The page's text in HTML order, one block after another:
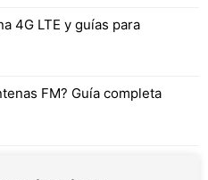
4G LTE y guías para
FM? Guía completa